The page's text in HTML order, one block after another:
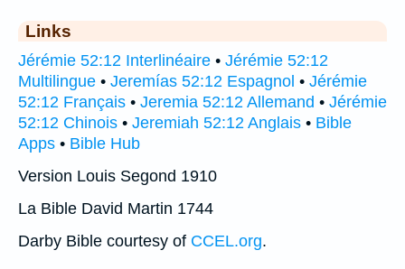
Links
Jérémie 52:12 Interlinéaire • Jérémie 52:12
Multilingue • Jeremías 52:12 Espagnol • Jérémie
52:12 Français • Jeremia 52:12 Allemand • Jérémie
52:12 Chinois • Jeremiah 52:12 Anglais • Bible
Apps • Bible Hub
Version Louis Segond 1910
La Bible David Martin 1744
Darby Bible courtesy of CCEL.org.